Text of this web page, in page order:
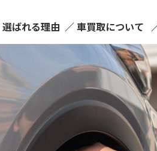
選ばれる理由 車買取について